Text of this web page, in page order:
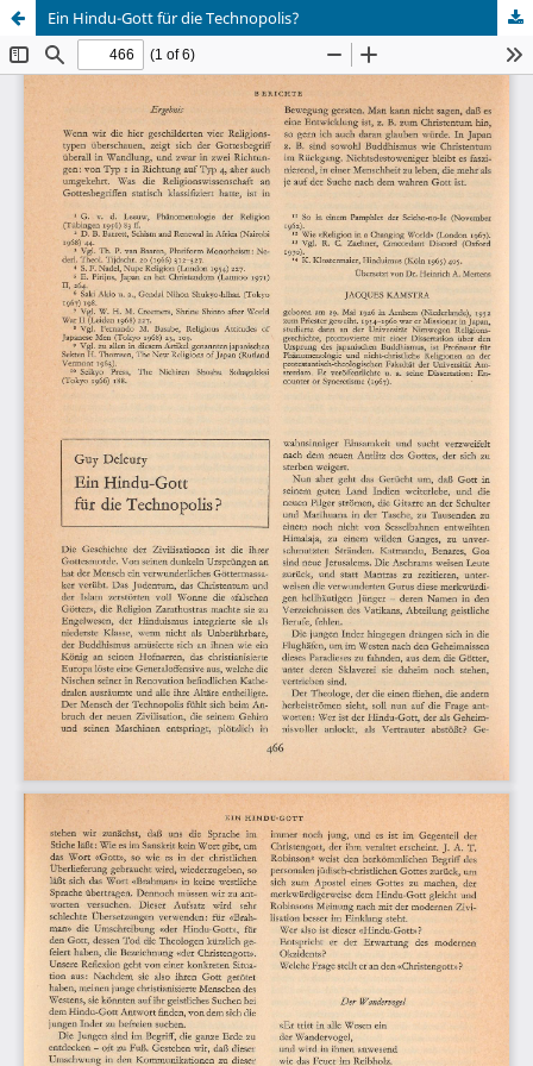
Ein Hindu-Gott für die Technopolis?